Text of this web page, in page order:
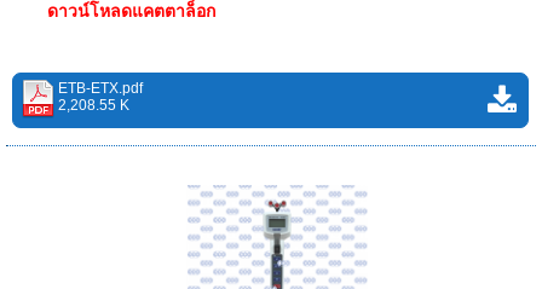
ดาวน์โหลดแคตตาล็อก
ETB-ETX.pdf
2,208.55 K